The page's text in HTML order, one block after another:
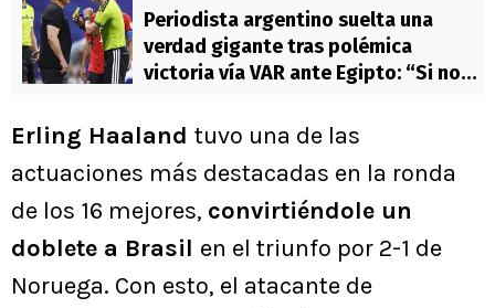
Periodista argentino suelta una
verdad gigante tras polémica
victoria vía VAR ante Egipto: “Si nos
Erling Haaland tuvo una de las
actuaciones más destacadas en la ronda
de los 16 mejores, convirtiéndole un
doblete a Brasil en el triunfo por 2-1 de
Noruega. Con esto, el atacante de